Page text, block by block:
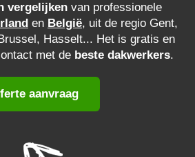
vergelijken van professionele
en België, uit de regio Gent,
Hasselt... Het is gratis en
met de beste dakwerkers.
aanvraag